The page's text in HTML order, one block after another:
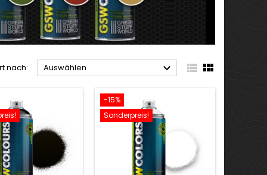
nach: Auswählen   
-15%
Sonderpreis!